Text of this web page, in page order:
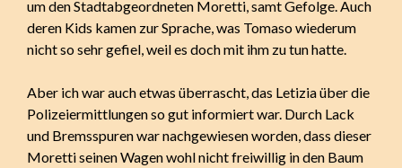
um den Stadtabgeordneten Moretti, samt Gefolge. Auch
deren Kids kamen zur Sprache, was Tomaso wiederum
nicht so sehr gefiel, weil es doch mit ihm zu tun hatte.
Aber ich war auch etwas überrascht, das Letizia über die
Polizeiermittlungen so gut informiert war. Durch Lack
und Bremsspuren war nachgewiesen worden, dass dieser
Moretti seinen Wagen wohl nicht freiwillig in den Baum